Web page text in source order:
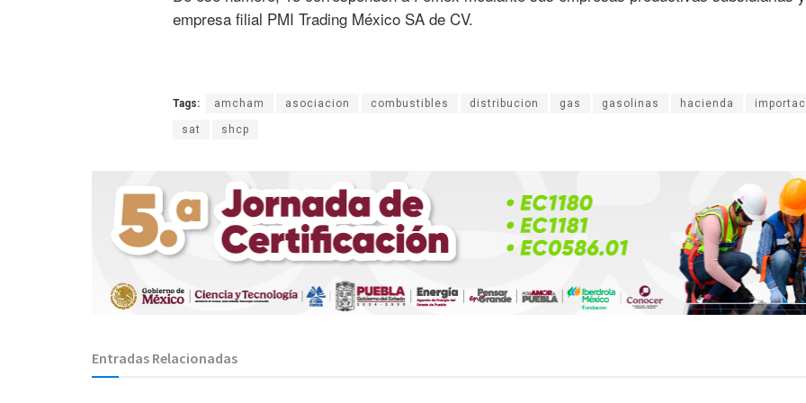
empresa filial PMI Trading México SA de CV.
Tags: amcham asociacion combustibles distribucion gas gasolinas hacienda
sat shcp
Entradas Relacionadas